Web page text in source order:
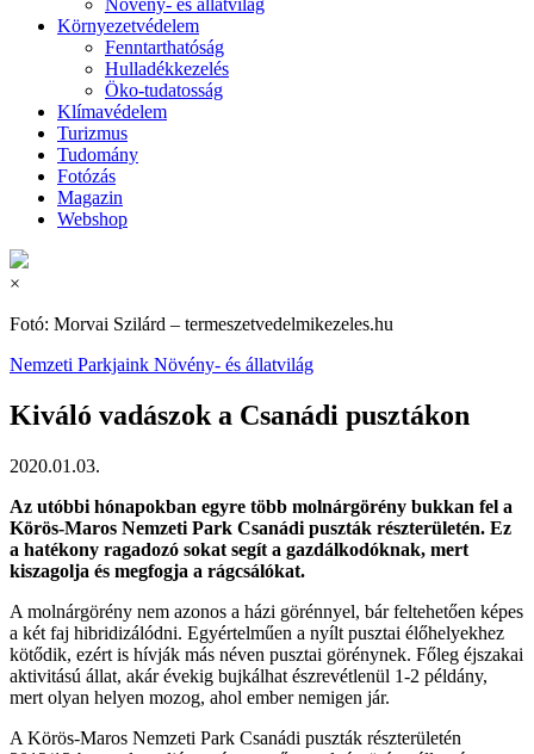
Növény- és állatvilág
Környezetvédelem
Fenntarthatóság
Hulladékkezelés
Öko-tudatosság
Klímavédelem
Turizmus
Tudomány
Fotózás
Magazin
Webshop
×
Fotó: Morvai Szilárd – termeszetvedelmikezeles.hu
Nemzeti Parkjaink Növény- és állatvilág
Kiváló vadászok a Csanádi pusztákon
2020.01.03.
Az utóbbi hónapokban egyre több molnárgörény bukkan fel a
Körös-Maros Nemzeti Park Csanádi puszták részterületén. Ez
a hatékony ragadozó sokat segít a gazdálkodóknak, mert
kiszagolja és megfogja a rágcsálókat.
A molnárgörény nem azonos a házi görénnyel, bár feltehetően képes
a két faj hibridizálódni. Egyértelműen a nyílt pusztai élőhelyekhez
kötődik, ezért is hívják más néven pusztai görénynek. Főleg éjszakai
aktivitású állat, akár évekig bujkálhat észrevétlenül 1-2 példány,
mert olyan helyen mozog, ahol ember nemigen jár.
A Körös-Maros Nemzeti Park Csanádi puszták részterületén